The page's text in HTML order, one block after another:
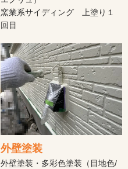
窯業系サイディング 上塗り１
回目
外壁塗装
外壁塗装・多彩色塗装（目地色/